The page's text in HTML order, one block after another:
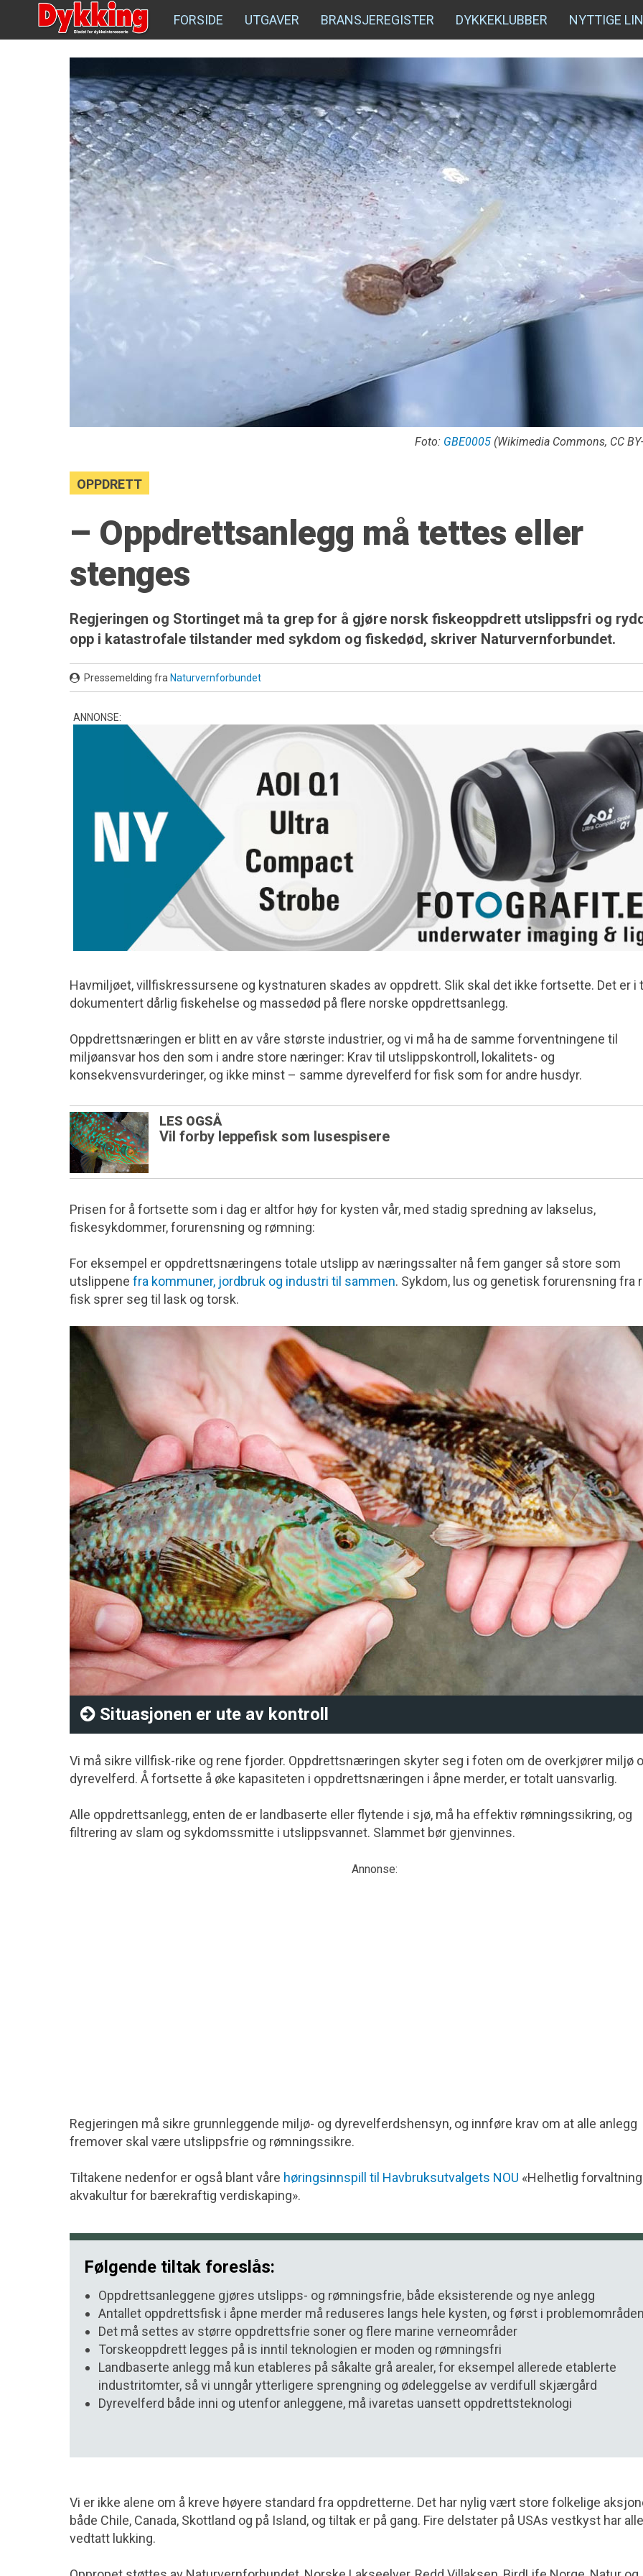
FORSIDE UTGAVER BRANSJEREGISTER DYKKEKLUBBER NYTTIGE
Foto: GBE0005 (Wikimedia Commons, CC
OPPDRETT
– Oppdrettsanlegg må tettes eller
stenges
Regjeringen og Stortinget må ta grep for å gjøre norsk fiskeoppdrett utslippsfri og
opp i katastrofale tilstander med sykdom og fiskedød, skriver Naturvernforbundet.
Pressemelding fra Naturvernforbundet
ANNONSE:
Havmiljøet, villfiskressursene og kystnaturen skades av oppdrett. Slik skal det ikke fortsette. Det er i
dokumentert dårlig fiskehelse og massedød på flere norske oppdrettsanlegg.
Oppdrettsnæringen er blitt en av våre største industrier, og vi må ha de samme forventningene til
miljøansvar hos den som i andre store næringer: Krav til utslippskontroll, lokalitets- og
konsekvensvurderinger, og ikke minst – samme dyrevelferd for fisk som for andre husdyr.
LES OGSÅ
Vil forby leppefisk som lusespisere
Prisen for å fortsette som i dag er altfor høy for kysten vår, med stadig spredning av lakselus,
fiskesykdommer, forurensning og rømning:
For eksempel er oppdrettsnæringens totale utslipp av næringssalter nå fem ganger så store som
utslippene fra kommuner, jordbruk og industri til sammen. Sykdom, lus og genetisk forurensning fra
fisk sprer seg til lask og torsk.
Situasjonen er ute av kontroll
Vi må sikre villfisk-rike og rene fjorder. Oppdrettsnæringen skyter seg i foten om de overkjører miljø
dyrevelferd. Å fortsette å øke kapasiteten i oppdretts­næringen i åpne merder, er totalt uansvarlig.
Alle oppdrettsanlegg, enten de er landbaserte eller flytende i sjø, må ha effektiv rømningssikring, og
filtrering av slam og sykdomssmitte i utslippsvannet. Slammet bør gjenvinnes.
Annonse:
Regjeringen må sikre grunnleggende miljø- og dyrevelferdshensyn, og innføre krav om at alle anlegg
fremover skal være utslippsfrie og rømningssikre.
Tiltakene nedenfor er også blant våre høringsinnspill til Havbruksutvalgets NOU «Helhetlig
akvakultur for bærekraftig verdiskaping».
Følgende tiltak foreslås:
Oppdrettsanleggene gjøres utslipps- og rømningsfrie, både eksisterende og nye anlegg
Antallet oppdrettsfisk i åpne merder må reduseres langs hele kysten, og først i
Det må settes av større oppdrettsfrie soner og flere marine verneområder
Torskeoppdrett legges på is inntil teknologien er moden og rømningsfri
Landbaserte anlegg må kun etableres på såkalte grå arealer, for eksempel allerede etablerte
industritomter, så vi unngår ytterligere sprengning og ødeleggelse av verdifull skjærgård
Dyrevelferd både inni og utenfor anleggene, må ivaretas uansett oppdrettsteknologi
Vi er ikke alene om å kreve høyere standard fra oppdretterne. Det har nylig vært store folkelige
både Chile, Canada, Skottland og på Island, og tiltak er på gang. Fire delstater på USAs vestkyst har
vedtatt lukking.